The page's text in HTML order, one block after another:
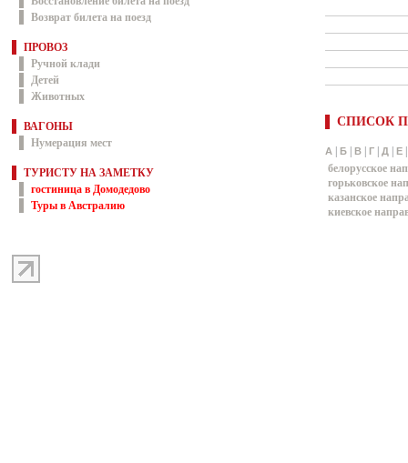
Возврат билета на поезд
ПРОВОЗ
Ручной клади
Детей
Животных
ВАГОНЫ
Нумерация мест
ТУРИСТУ НА ЗАМЕТКУ
гостиница в Домодедово
Туры в Австралию
СПИСОК
А Б В Г Д Е
белорусское
горьковское
казанское
киевское